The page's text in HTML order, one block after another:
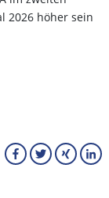
2026 höher sein